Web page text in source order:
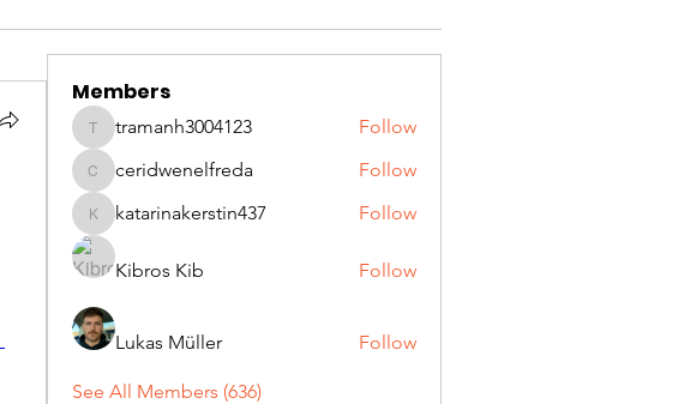
Members
tramanh3004123
tramanh3004123 Follow
ceridwenelfreda
ceridwenelfreda Follow
katarinakerstin437
katarinakerstin437 Follow
Kibros Kib Follow
Lukas Müller Follow
See All Members (636)